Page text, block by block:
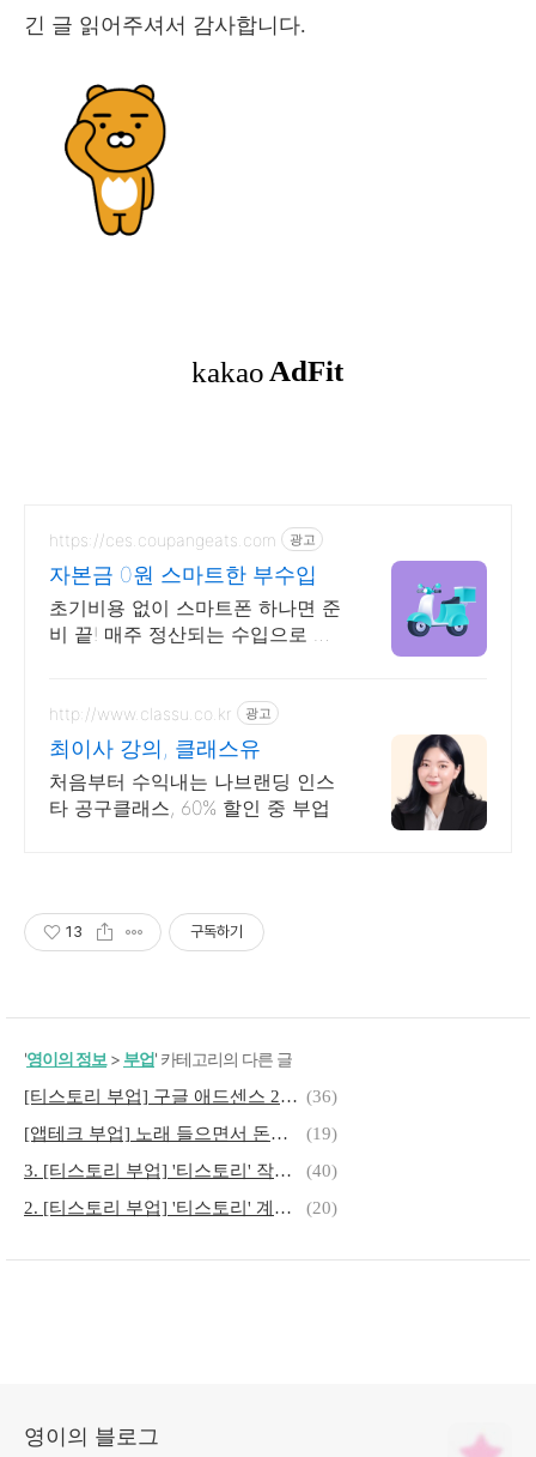
긴 글 읽어주셔서 감사합니다.
https://ces.coupangeats.com 광고
자본금 0원 스마트한 부수입
초기비용 없이 스마트폰 하나면 준
비 끝! 매주 정산되는 수입으로 알
http://www.classu.co.kr 광고
최이사 강의, 클래스유
처음부터 수익내는 나브랜딩 인스
타 공구클래스, 60% 할인 중 부업
13 구독하기
'영이의 정보 > 부업' 카테고리의 다른 글
[티스토리 부업] 구글 애드센스 29일 수익 정지 먹었던 이야기 (+정지 푸는 방법?) (36)
[앱테크 부업] 노래 들으면서 돈벌기 <Plam>
(19)
3. [티스토리 부업] '티스토리' 작성하기
(40)
2. [티스토리 부업] '티스토리' 계정생성 / 세팅하기
(20)
영이의 블로그